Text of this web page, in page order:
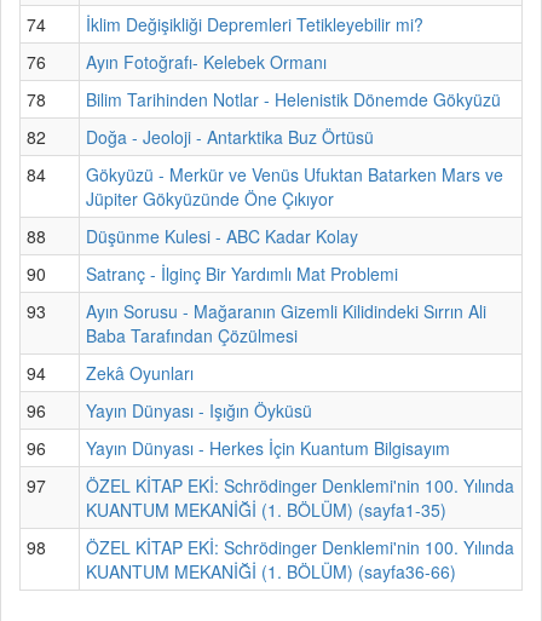
74
İklim Değişikliği Depremleri Tetikleyebilir mi?
76
Ayın Fotoğrafı- Kelebek Ormanı
78
Bilim Tarihinden Notlar - Helenistik Dönemde Gökyüzü
82
Doğa - Jeoloji - Antarktika Buz Örtüsü
84
Gökyüzü - Merkür ve Venüs Ufuktan Batarken Mars ve
Jüpiter Gökyüzünde Öne Çıkıyor
88
Düşünme Kulesi - ABC Kadar Kolay
90
Satranç - İlginç Bir Yardımlı Mat Problemi
93
Ayın Sorusu - Mağaranın Gizemli Kilidindeki Sırrın Ali
Baba Tarafından Çözülmesi
94
Zekâ Oyunları
96
Yayın Dünyası - Işığın Öyküsü
96
Yayın Dünyası - Herkes İçin Kuantum Bilgisayım
97
ÖZEL KİTAP EKİ: Schrödinger Denklemi'nin 100. Yılında
KUANTUM MEKANİĞİ (1. BÖLÜM) (sayfa1-35)
98
ÖZEL KİTAP EKİ: Schrödinger Denklemi'nin 100. Yılında
KUANTUM MEKANİĞİ (1. BÖLÜM) (sayfa36-66)